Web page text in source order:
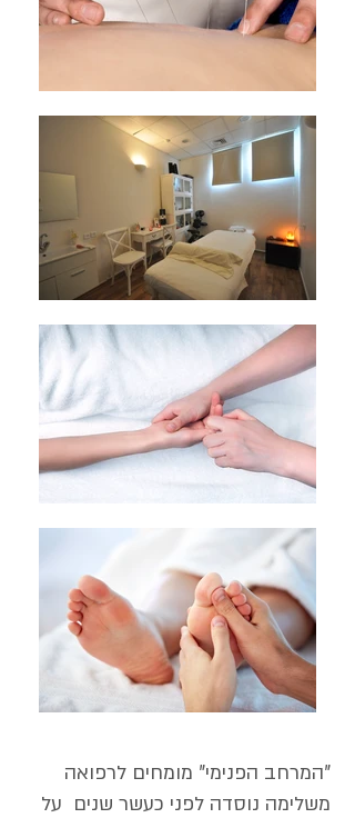
"המרחב הפנימי" מומחים לרפואה
משלימה נוסדה לפני כעשר שנים על